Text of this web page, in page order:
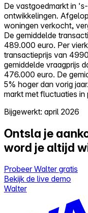
De vastgoedmarkt in
ontwikkelingen.
woningen verkocht,
De gemiddelde
489.000 euro. Per
transactieprijs van
gemiddelde vraagprijs
476.000 euro. De
5% hoger dan vorig
markt met fluctuaties
Bijgewerkt: april 2026
Ontsla je
word je altijd
Probeer Walter gratis
Bekijk de live demo
Walter